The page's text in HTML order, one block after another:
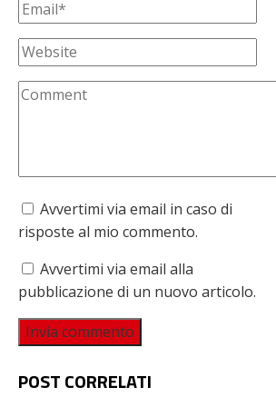
Avvertimi via email in caso di
risposte al mio commento.
Avvertimi via email alla
pubblicazione di un nuovo articolo.
POST CORRELATI